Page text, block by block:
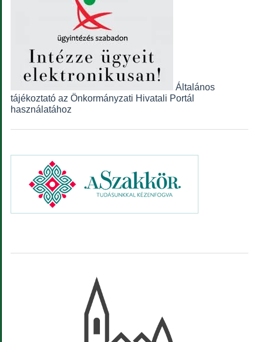
Általános
tájékoztató az Önkormányzati Hivatali Portál
használatához